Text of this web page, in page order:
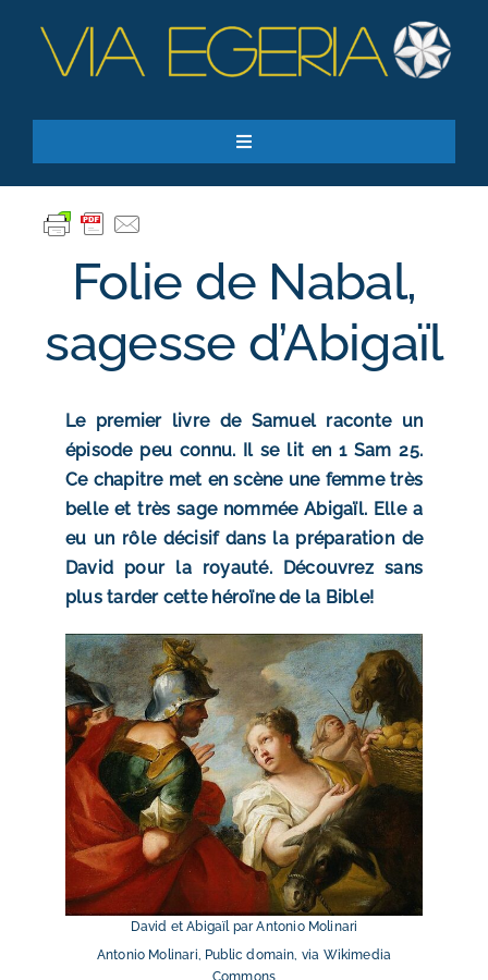
contenu
Toggle
Accueil
Ressources
Qui sommes-nous ?
RECHERCHER:
S’inscrire à la newsletter
Folie de Nabal,
sagesse d’Abigaïl
Le premier livre de Samuel raconte un
épisode peu connu. Il se lit en 1 Sam 25.
Ce chapitre met en scène une femme très
belle et très sage nommée Abigaïl. Elle a
eu un rôle décisif dans la préparation de
David pour la royauté. Découvrez sans
plus tarder cette héroïne de la Bible!
David et Abigaïl par Antonio Molinari
Antonio Molinari, Public domain, via Wikimedia
Commons